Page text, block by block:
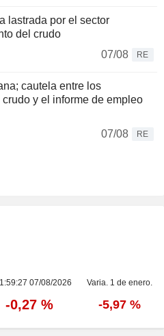
lastrada por el sector
del crudo
07/08
RE
cautela entre los
y el informe de empleo
07/08
RE
07/08/2026 Varia. 1 de enero.
-0,27 % -5,97 %